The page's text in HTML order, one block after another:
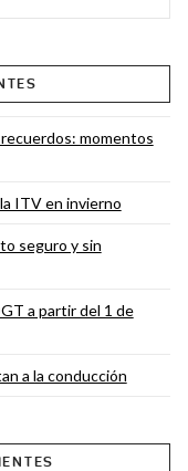
momentos
ITV en invierno
seguro y sin
a partir del 1 de
a la conducción